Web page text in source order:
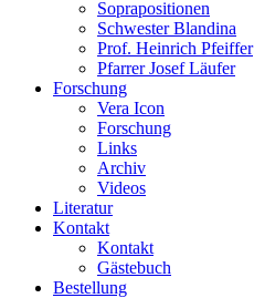
Soprapositionen
Schwester Blandina
Prof. Heinrich Pfeiffer
Pfarrer Josef Läufer
Forschung
Vera Icon
Forschung
Links
Archiv
Videos
Literatur
Kontakt
Kontakt
Gästebuch
Bestellung